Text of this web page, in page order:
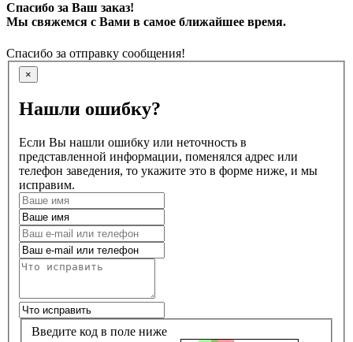
Спасибо за Ваш заказ!
Мы свяжемся с Вами в самое ближайшее время.
Спасибо за отправку сообщения!
×
Нашли ошибку?
Если Вы нашли ошибку или неточность в
представленной информации, поменялся адрес или
телефон заведения, то укажите это в форме ниже, и мы
исправим.
Введите код в поле ниже